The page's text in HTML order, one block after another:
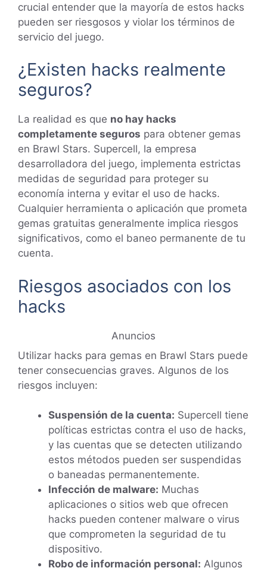
crucial entender que la mayoría de estos hacks
pueden ser riesgosos y violar los términos de
servicio del juego.
¿Existen hacks realmente
seguros?
La realidad es que no hay hacks
completamente seguros para obtener gemas
en Brawl Stars. Supercell, la empresa
desarrolladora del juego, implementa estrictas
medidas de seguridad para proteger su
economía interna y evitar el uso de hacks.
Cualquier herramienta o aplicación que prometa
gemas gratuitas generalmente implica riesgos
significativos, como el baneo permanente de tu
cuenta.
Riesgos asociados con los
hacks
Anuncios
Utilizar hacks para gemas en Brawl Stars puede
tener consecuencias graves. Algunos de los
riesgos incluyen:
Suspensión de la cuenta: Supercell tiene
políticas estrictas contra el uso de hacks,
y las cuentas que se detecten utilizando
estos métodos pueden ser suspendidas
o baneadas permanentemente.
Infección de malware: Muchas
aplicaciones o sitios web que ofrecen
hacks pueden contener malware o virus
que comprometen la seguridad de tu
dispositivo.
Robo de información personal: Algunos